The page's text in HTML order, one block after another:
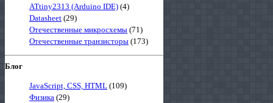
ATtiny2313 (Arduino IDE) (4)
Datasheet (29)
Отечественные микросхемы (71)
Отечественные транзисторы (173)
Блог
JavaScript, CSS, HTML (109)
Физика (29)